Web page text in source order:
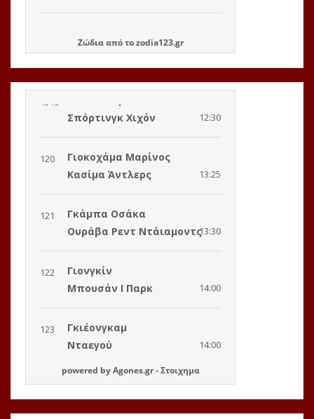
Ζώδιααπό τοzodia123.gr
powered byAgones.gr-Στοιχημα